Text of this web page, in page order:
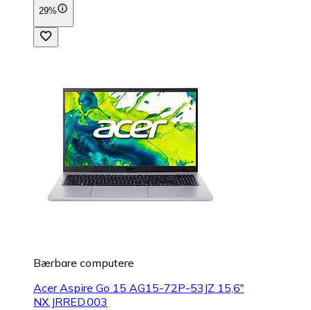
29%
Bærbare computere
Acer Aspire Go 15 AG15-72P-53JZ 15,6"
NX.JRRED.003